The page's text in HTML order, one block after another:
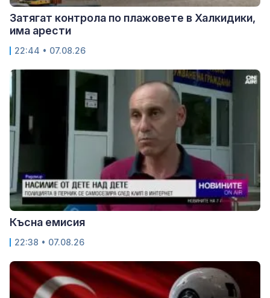
Затягат контрола по плажовете в Халкидики,
има арести
22:44 • 07.08.26
Късна емисия
22:38 • 07.08.26